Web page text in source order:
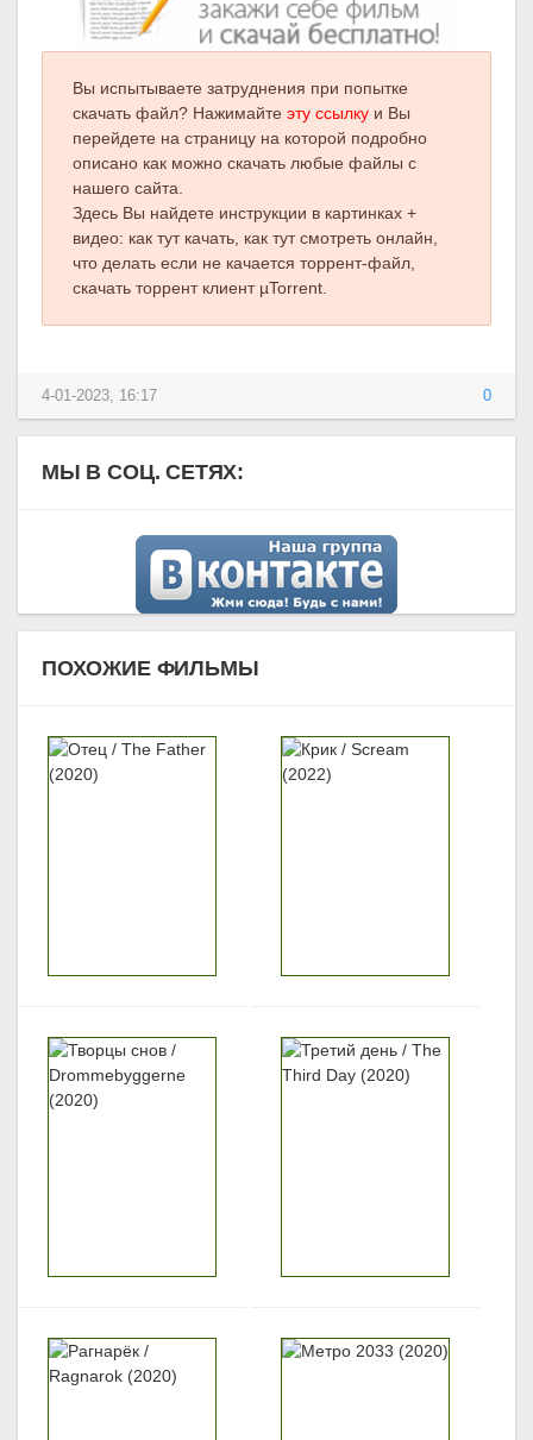
Вы испытываете затруднения при попытке
скачать файл? Нажимайте эту ссылку и Вы
перейдете на страницу на которой подробно
описано как можно скачать любые файлы с
нашего сайта.
Здесь Вы найдете инструкции в картинках +
видео: как тут качать, как тут смотреть онлайн,
что делать если не качается торрент-файл,
скачать торрент клиент µTorrent.
0
4-01-2023, 16:17
МЫ В СОЦ. СЕТЯХ:
ПОХОЖИЕ ФИЛЬМЫ